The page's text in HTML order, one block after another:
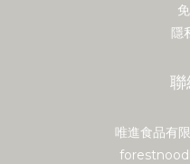
隱
聯
唯進食品有